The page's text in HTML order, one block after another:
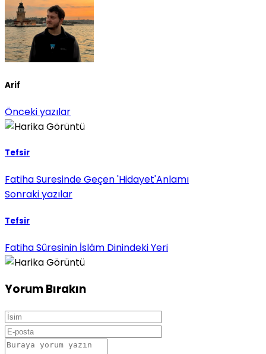
Arif
Önceki yazılar
Tefsir
Fatiha Suresinde Geçen 'Hidayet'Anlamı
Sonraki yazılar
Tefsir
Fatiha Sûresinin İslâm Dinindeki Yeri
Yorum Bırakın